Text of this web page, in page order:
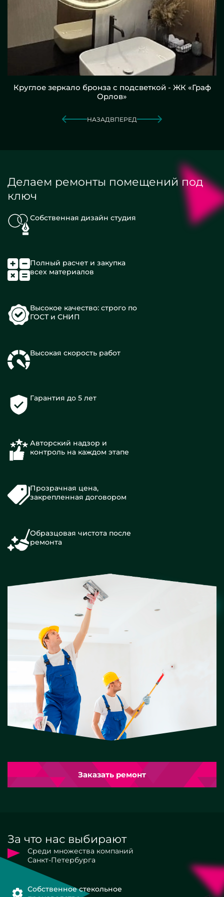
Круглое зеркало бронза с подсветкой - ЖК «Граф
Орлов»
НАЗАД ВПЕРЕД
Делаем ремонты помещений под
ключ
Собственная дизайн студия
Полный расчет и закупка
всех материалов
Высокое качество: строго по
ГОСТ и СНИП
Высокая скорость работ
Гарантия до 5 лет
Авторский надзор и
контроль на каждом этапе
Прозрачная цена,
закрепленная договором
Образцовая чистота после
ремонта
Заказать ремонт
За что нас выбирают
Среди множества компаний
Санкт-Петербурга
Собственное стекольное